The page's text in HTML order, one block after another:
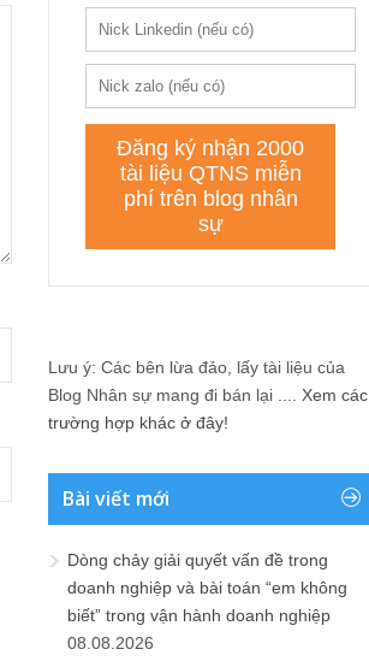
Lưu ý: Các bên lừa đảo, lấy tài liệu của
Blog Nhân sự mang đi bán lại .... Xem các
trường hợp khác ở đây!
Bài viết mới
Dòng chảy giải quyết vấn đề trong
doanh nghiệp và bài toán “em không
biết” trong vận hành doanh nghiệp
08.08.2026